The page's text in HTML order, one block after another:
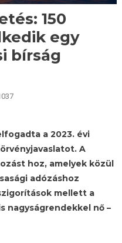
150
egy
bírság
a 2023. évi
A
hoz, amelyek közül
adózáshoz
mellett a
nagyságrendekkel nő –